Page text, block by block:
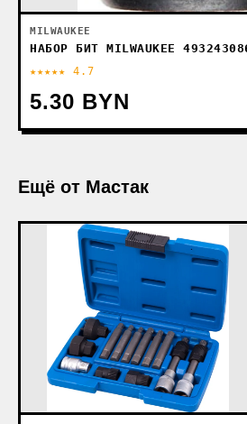
MILWAUKEE
НАБОР БИТ MILWAUKEE
★★★★★ 4.7
5.30 BYN
Ещё от Мастак